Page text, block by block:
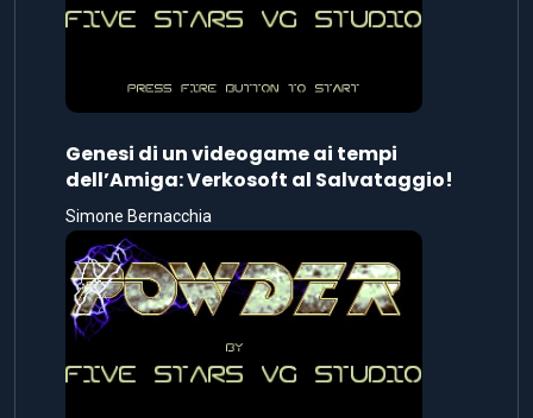
Genesi di un videogame ai tempi
dell’Amiga: Verkosoft al Salvataggio!
Simone Bernacchia